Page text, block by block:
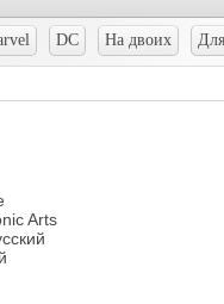
DC На двоих
Arts